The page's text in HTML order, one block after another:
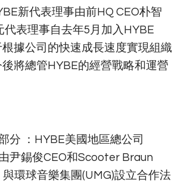
新代表理事由前HQ CEO朴智
代表理事自去年5月加入HYBE
據公司的快速成長速度實現組織
將總管HYBE的經營戰略和運營
分 ：HYBE美國地區總公司
尹錫俊CEO和Scooter Braun
環球音樂集團(UMG)設立合作法